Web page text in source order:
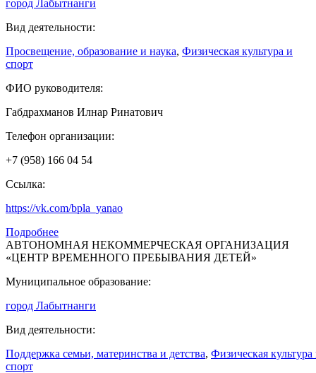
город Лабытнанги
Вид деятельности:
Просвещение, образование и наука, Физическая культура и
спорт
ФИО руководителя:
Габдрахманов Илнар Ринатович
Телефон организации:
+7 (958) 166 04 54
Ссылка:
https://vk.com/bpla_yanao
Подробнее
АВТОНОМНАЯ НЕКОММЕРЧЕСКАЯ ОРГАНИЗАЦИЯ
«ЦЕНТР ВРЕМЕННОГО ПРЕБЫВАНИЯ ДЕТЕЙ»
Муниципальное образование:
город Лабытнанги
Вид деятельности:
Поддержка семьи, материнства и детства, Физическая культура
спорт